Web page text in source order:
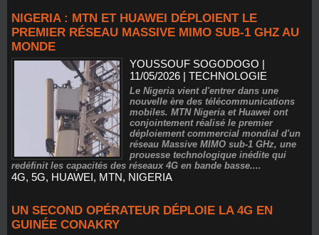
NIGERIA : MTN ET HUAWEI DÉPLOIENT LE
PREMIER RÉSEAU MASSIVE MIMO SUB-1 GHZ AU
MONDE
YOUSSOUF SOGODOGO |
11/05/2026 |TECHNOLOGIE
Le Nigeria vient d'entrer dans une
nouvelle ère des télécommunications
mobiles. MTN Nigeria et Huawei ont
conjointement réalisé le premier
déploiement commercial mondial d'un
réseau Massive MIMO sub-1 GHz, une
prouesse technologique inédite qui
redéfinit les capacités des réseaux 4G en bande basse....
4G, 5G, HUAWEI, MTN, NIGERIA
UN SECOND OPÉRATEUR DÉPLOIE LA 4G EN
GUINÉE CONAKRY